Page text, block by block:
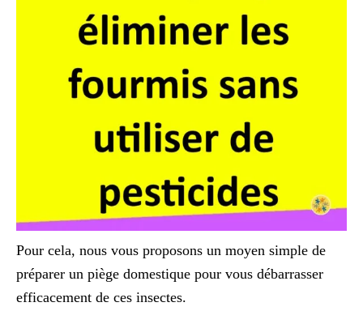
Pour cela, nous vous proposons un moyen simple de
préparer un piège domestique pour vous débarrasser
efficacement de ces insectes.